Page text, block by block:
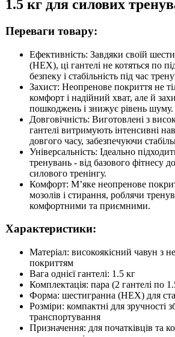
1.5 кг для силових
Переваги товару:
Ефективність: Завдяки своїй
(HEX), ці гантелі не котяться по
безпеку і стабільність під час
Захист: Неопренове покриття не
комфорт і надійний хват, але й
пошкоджень і знижує рівень шуму.
Довговічність: Виготовлені з
гантелі витримують інтенсивні
довгого часу, забезпечуючи
Універсальність: Ідеально
тренувань - від базового фітнесу
силового тренінгу.
Комфорт: М’яке неопренове
мозолів і стирання, роблячи
комфортними та приємними.
Характеристики:
Матеріал: високоякісний чавун з
покриттям
Вага однієї гантелі: 1.5 кг
Комплектація: пара (2 гантелі по
Форма: шестигранна (HEX) для
Розміри: компактні для зручності
транспортування
Призначення: для початківців та